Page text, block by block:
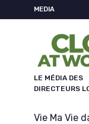
MEDIA
LE MÉDIA DES
DIRECTEURS
Vie Ma Vie
Panneau de